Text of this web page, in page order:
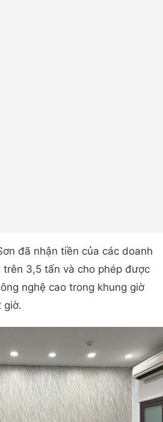
đã nhận tiền của các doanh
trên 3,5 tấn và cho phép được
nghệ cao trong khung giờ
giờ.